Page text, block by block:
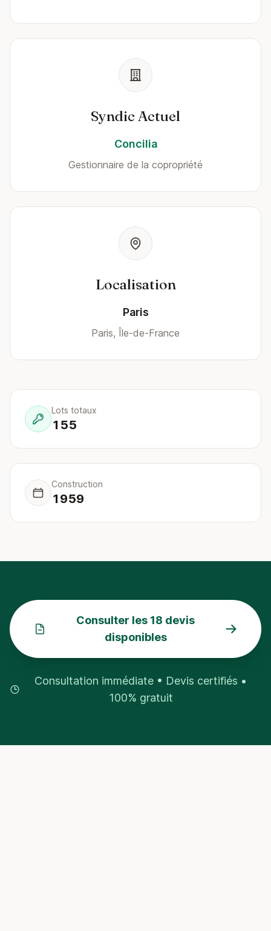
Syndic Actuel
Concilia
Gestionnaire de la copropriété
Localisation
Paris
Paris, Île-de-France
Lots totaux
155
Construction
1959
Consulter les 18 devis
disponibles
Consultation immédiate • Devis certifiés •
100% gratuit